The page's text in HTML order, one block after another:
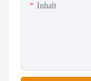
Inhalt